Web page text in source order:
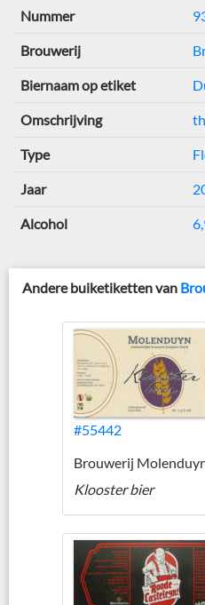
Nummer
Brouwerij
Biernaam op etiket
Omschrijving
Type
Jaar
Alcohol
Andere buiketiketten van
#55442
Brouwerij
Klooster bier